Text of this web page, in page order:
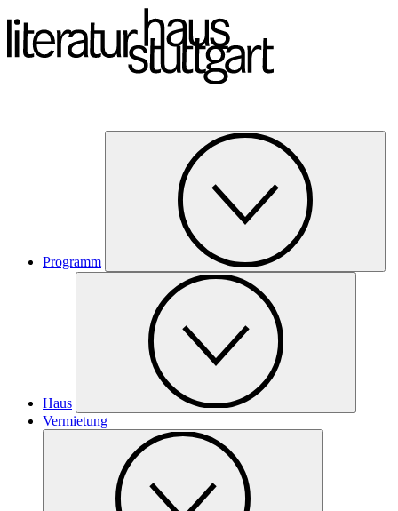
Programm
Haus
Vermietung